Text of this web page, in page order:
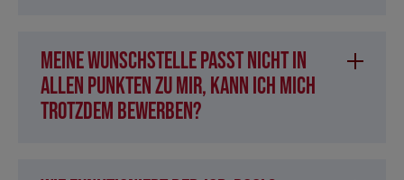
Meine Wunschstelle passt nicht in
allen Punkten zu mir, kann ich mich
trotzdem bewerben?